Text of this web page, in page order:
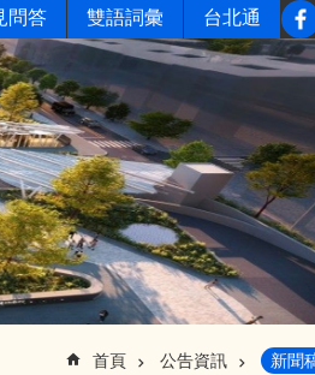
問答 雙語詞彙 台北通
首頁 公告資訊 新聞